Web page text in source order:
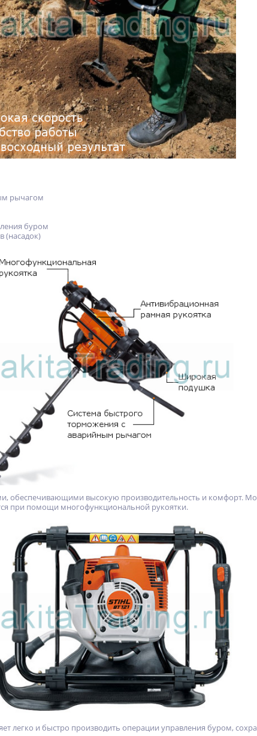
рычагом
буром
(насадок)
обеспечивающими высокую производительность и комфорт.
при помощи многофункциональной рукоятки.
легко и быстро производить операции управления буром,